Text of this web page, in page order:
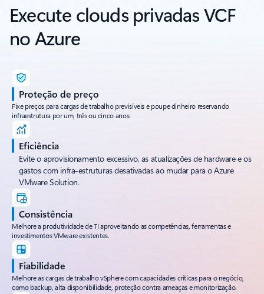
Execute clouds privadas VCF
no Azure
Proteção de preço
Fixe preços para cargas de trabalho previsíveis e poupe dinheiro reservando
infraestrutura por um, três ou cinco anos.
Eficiência
Evite o aprovisionamento excessivo, as atualizações de hardware e os
gastos com infra-estruturas desativadas ao mudar para o Azure
VMware Solution.
Consistência
Melhore a produtividade de TI aproveitando as competências, ferramentas e
investimentos VMware existentes.
Fiabilidade
Melhore as cargas de trabalho vSphere com capacidades críticas para o negócio,
como backup, alta disponibilidade, proteção contra ameaças e monitorização.